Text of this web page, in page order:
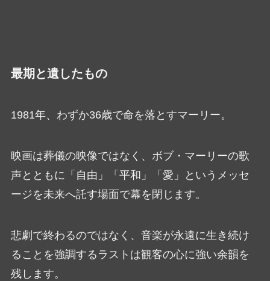
最期と遺したもの
1981年、わずか36歳で命を落とすマーリー。
映画は葬儀の映像ではなく、ボブ・マーリーの歌
声とともに「自由」「平和」「愛」というメッセ
ージを未来へ託す場面で幕を閉じます。
悲劇で終わるのではなく、音楽が永遠に生き続け
ることを強調するラストは観客の心に強い余韻を
残します。